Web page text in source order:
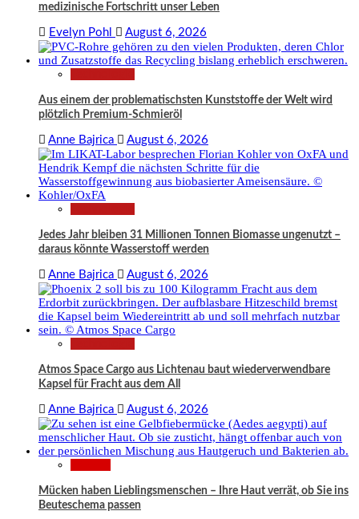
medizinische Fortschritt unser Leben
Evelyn Pohl August 6, 2026
Aus einem der problematischsten Kunststoffe der Welt wird
plötzlich Premium-Schmieröl
Anne Bajrica August 6, 2026
Jedes Jahr bleiben 31 Millionen Tonnen Biomasse ungenutzt –
daraus könnte Wasserstoff werden
Anne Bajrica August 6, 2026
Atmos Space Cargo aus Lichtenau baut wiederverwendbare
Kapsel für Fracht aus dem All
Anne Bajrica August 6, 2026
Mücken haben Lieblingsmenschen – Ihre Haut verrät, ob Sie ins
Beuteschema passen